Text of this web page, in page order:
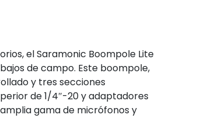
el Saramonic Boompole Lite
de campo. Este boompole,
y tres secciones
de 1/4″-20 y adaptadores
gama de micrófonos y